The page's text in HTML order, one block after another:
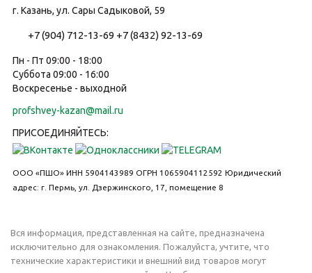
г. Казань, ул. Сары Садыковой, 59
+7 (904) 712-13-69 +7 (8432) 92-13-69
Пн - Пт 09:00 - 18:00
Суббота 09:00 - 16:00
Воскресенье - выходной
profshvey-kazan@mail.ru
ПРИСОЕДИНЯЙТЕСЬ:
ООО «ПШО» ИНН 5904143989 ОГРН 1065904112592 Юридический
адрес: г. Пермь, ул. Дзержинского, 17, помещение 8
Вся информация, представленная на сайте, предназначена
исключительно для ознакомления. Пожалуйста, учтите, что
технические характеристики и внешний вид товаров могут